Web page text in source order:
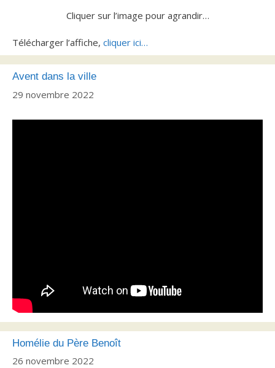
Cliquer sur l’image pour agrandir…
Télécharger l’affiche, cliquer ici…
Avent dans la ville
29 novembre 2022
Homélie du Père Benoît
26 novembre 2022